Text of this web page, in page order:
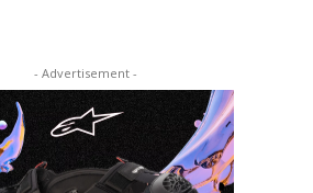
- Advertisement -